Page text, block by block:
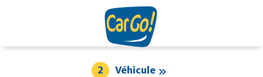
2 Véhicule